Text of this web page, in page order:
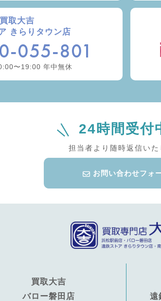
買取大吉
きらりタウン店
055-801
〜19:00 年中無休
24時間受付
担当者より随時返信いた
お問い合わせフォ
買取大吉
バロー磐田店
遠